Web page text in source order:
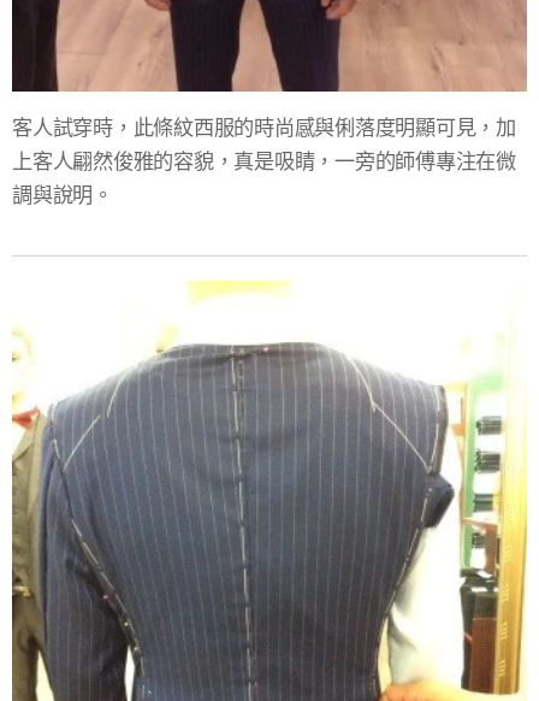
客人試穿時，此條紋西服的時尚感與俐落度明顯可見，加
上客人翩然俊雅的容貌，真是吸睛，一旁的師傅專注在微
調與說明。